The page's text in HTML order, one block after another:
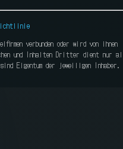
verbunden oder wird von ihnen
und Inhalten Dritter dient nur
Eigentum der jeweiligen Inhaber.